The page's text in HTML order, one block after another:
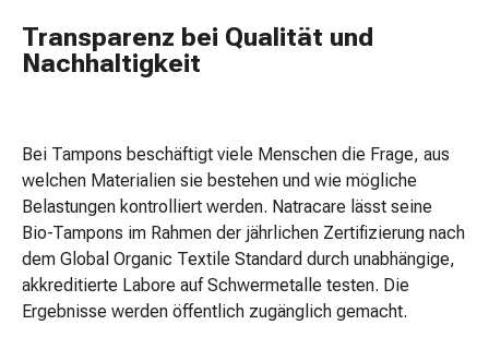
Kosmetikbedarf
Nachtcreme
Gesichtskuren
Gesichtsöl
Pflegegeräte
&
Zubehör
Für
die
Haare
Transparenz bei Qualität und
Nachhaltigkeit
Bei Tampons beschäftigt viele Menschen die Frage, aus
welchen Materialien sie bestehen und wie mögliche
Belastungen kontrolliert werden. Natracare lässt seine
Bio-Tampons im Rahmen der jährlichen Zertifizierung nach
dem Global Organic Textile Standard durch unabhängige,
akkreditierte Labore auf Schwermetalle testen. Die
Ergebnisse werden öffentlich zugänglich gemacht.